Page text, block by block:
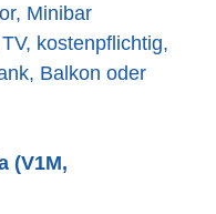
Minibar
kostenpflichtig,
Balkon oder
(V1M,